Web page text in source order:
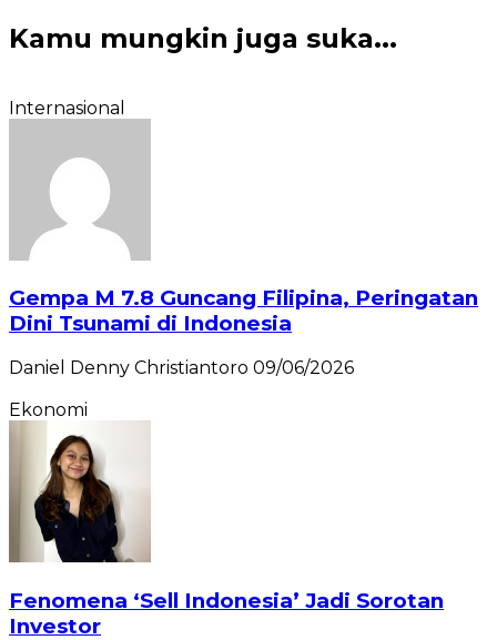
Kamu mungkin juga suka...
Internasional
Gempa M 7.8 Guncang Filipina, Peringatan
Dini Tsunami di Indonesia
Daniel Denny Christiantoro 09/06/2026
Ekonomi
Fenomena ‘Sell Indonesia’ Jadi Sorotan
Investor